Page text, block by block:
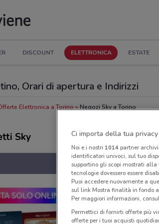
DISCOUNT ELETTRONICA ESTATE
Orari di apertura e Indirizzi
Elettronica a Torino Negozi Sky a Torino
Sky Ci importa della tua privacy
Noi e i nostri 1014partner
identificatori univoci, sul tuo
supportino gli scopi mostrati
tecnologie dovessero essere
Puoi accedere nuovamente a
sul link Mostra finalità in fondo
Per maggiori informazioni,
Permettici di fornirti offerte più
offerte per i tuoi acquisti